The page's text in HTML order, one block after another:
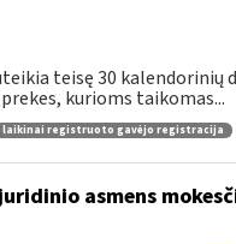
teisę 30
kurioms taikomas...
laikinai registruoto gavėjo registracija
asmens